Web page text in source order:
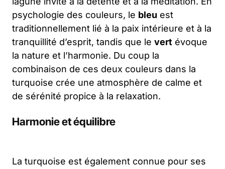
psychologie des couleurs, le bleu est
traditionnellement lié à la paix intérieure et à la
tranquillité d’esprit, tandis que le vert évoque
la nature et l’harmonie. Du coup la
combinaison de ces deux couleurs dans la
turquoise crée une atmosphère de calme et
de sérénité propice à la relaxation.
Harmonie et équilibre
La turquoise est également connue pour ses